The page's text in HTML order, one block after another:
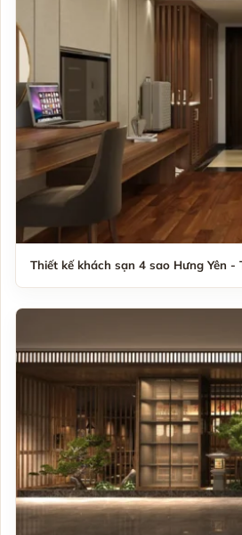
Thiết kế khách sạn 4 sao Hưng Yên -